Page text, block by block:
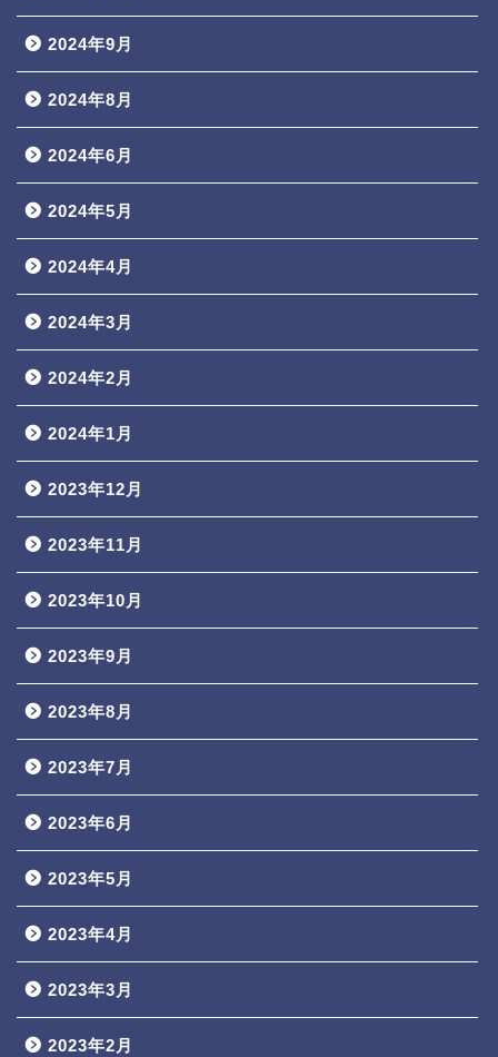
2024年9月
2024年8月
2024年6月
2024年5月
2024年4月
2024年3月
2024年2月
2024年1月
2023年12月
2023年11月
2023年10月
2023年9月
2023年8月
2023年7月
2023年6月
2023年5月
2023年4月
2023年3月
2023年2月